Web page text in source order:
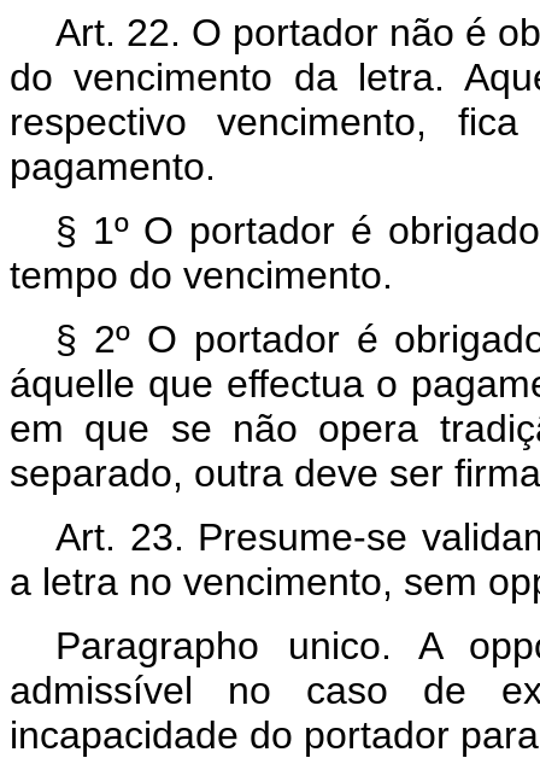
Art. 22. O portador não é
do vencimento da letra.
respectivo vencimento,
pagamento.
§ 1º O portador é
tempo do vencimento.
§ 2º O portador é
áquelle que effectua o
em que se não opera
separado, outra deve ser
Art. 23. Presume-se
a letra no vencimento, sem
Paragrapho unico. A
admissível no caso de
incapacidade do portador